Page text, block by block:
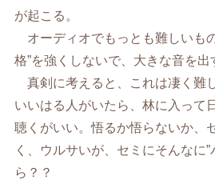
が起こる。
オーディオでもっとも難しいも
格”を強くしないで、大きな音を出
真剣に考えると、これは凄く難
いいはる人がいたら、林に入って
聴くがいい。悟るか悟らないか、
く、ウルサいが、セミにそんなに”
ら？？